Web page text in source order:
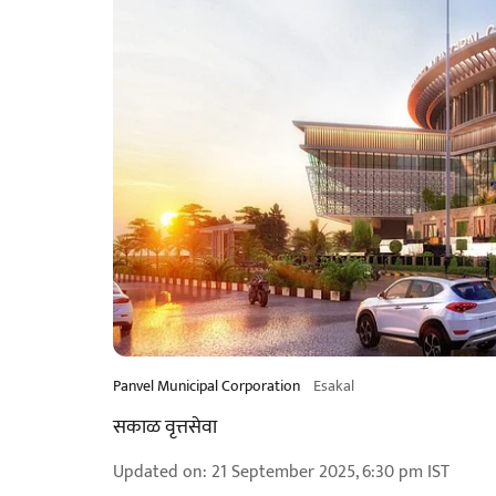
Panvel Municipal Corporation Esakal
सकाळ वृत्तसेवा
Updated on: 21 September 2025, 6:30 pm IST